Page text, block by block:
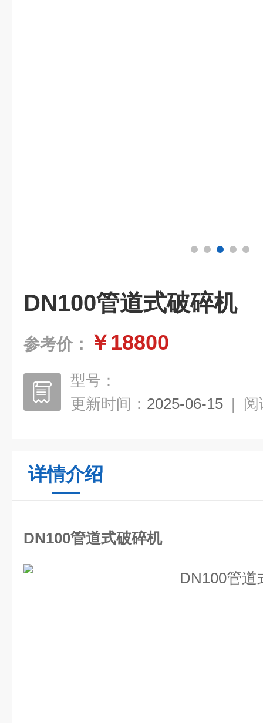
DN100管道式破碎机
参考价： ￥18800
型号：
更新时间： 2025-06-15 | 阅
详情介绍
DN100管道式破碎机